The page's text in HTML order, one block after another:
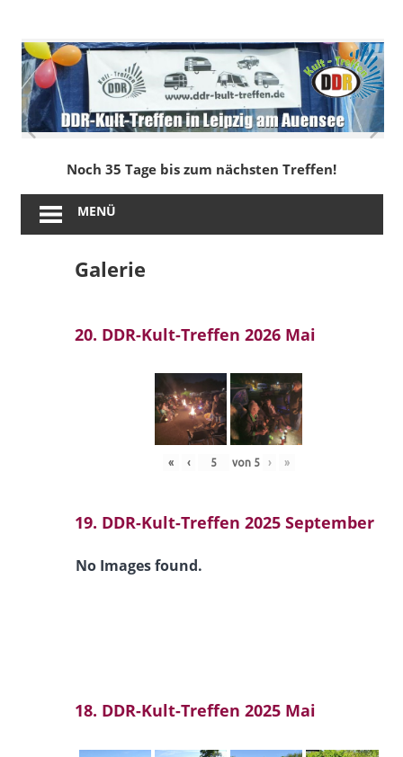
springen
DDR-
Kult-
Treffen
in
Leipzig
am
Noch 35 Tage bis zum nächsten Treffen!
MENÜ
Galerie
20. DDR-Kult-Treffen 2026 Mai
« ‹ von 5 › »
19. DDR-Kult-Treffen 2025 September
No Images found.
18. DDR-Kult-Treffen 2025 Mai